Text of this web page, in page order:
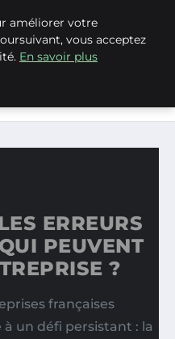
QUI PEUVENT
ERREURS
PEUVENT
?
françaises
un défi persistant : la
améliorer votre
vous acceptez
En savoir plus